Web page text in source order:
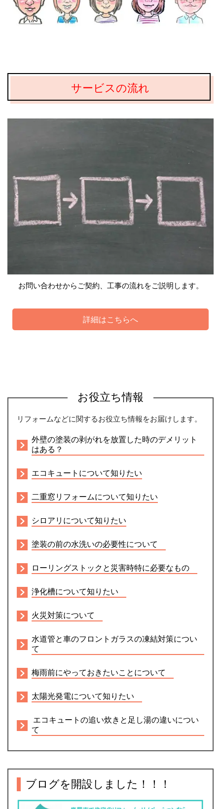
サービスの流れ
お問い合わせからご契約、工事の流れをご説明します。
詳細はこちらへ
お役立ち情報
リフォームなどに関するお役立ち情報をお届けします。
外壁の塗装の剥がれを放置した時のデメリット
はある？
エコキュートについて知りたい
二重窓リフォームについて知りたい
シロアリについて知りたい
塗装の前の水洗いの必要性について
ローリングストックと災害時特に必要なもの
浄化槽について知りたい
火災対策について
水道管と車のフロントガラスの凍結対策につい
て
梅雨前にやっておきたいことについて
太陽光発電について知りたい
エコキュートの追い炊きと足し湯の違いについ
て
ブログを開設しました！！！